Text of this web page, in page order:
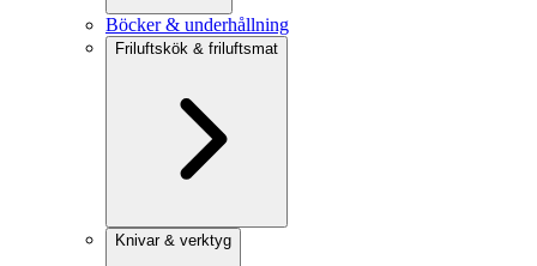
Böcker & underhållning
Friluftskök & friluftsmat
Knivar & verktyg